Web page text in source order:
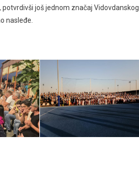
još jednom značaj Vidovdanskog
nasleđe.